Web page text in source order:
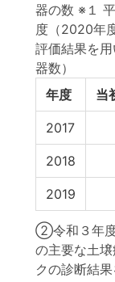
器の数 ※１
度（2020年
評価結果を用
器数）
年度
当
2017
2018
2019
②令和３年度
の主要な土
クの診断結